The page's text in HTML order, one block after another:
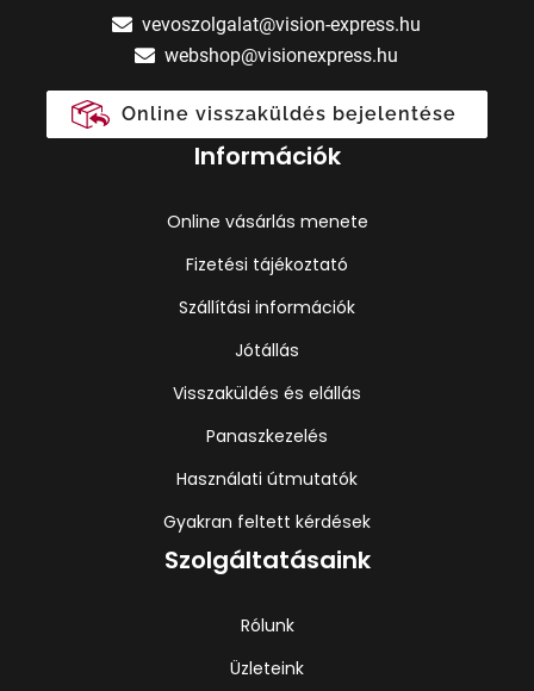
vevoszolgalat@vision-express.hu
webshop@visionexpress.hu
Online visszaküldés bejelentése
Információk
Online vásárlás menete
Fizetési tájékoztató
Szállítási információk
Jótállás
Visszaküldés és elállás
Panaszkezelés
Használati útmutatók
Gyakran feltett kérdések
Szolgáltatásaink
Rólunk
Üzleteink